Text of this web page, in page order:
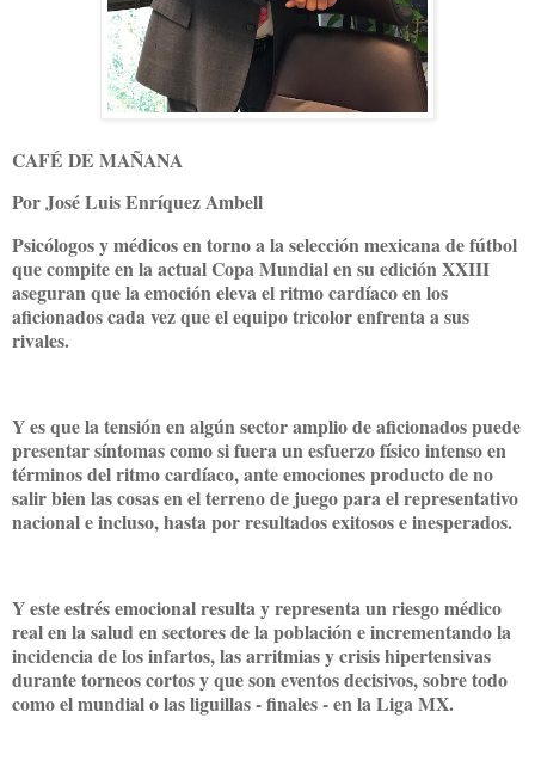
CAFÉ DE MAÑANA
Por José Luis Enríquez Ambell
Psicólogos y médicos en torno a la selección mexicana de fútbol
que compite en la actual Copa Mundial en su edición XXIII
aseguran que la emoción eleva el ritmo cardíaco en los
aficionados cada vez que el equipo tricolor enfrenta a sus
rivales.
Y es que la tensión en algún sector amplio de aficionados puede
presentar síntomas como si fuera un esfuerzo físico intenso en
términos del ritmo cardíaco, ante emociones producto de no
salir bien las cosas en el terreno de juego para el representativo
nacional e incluso, hasta por resultados exitosos e inesperados.
Y este estrés emocional resulta y representa un riesgo médico
real en la salud en sectores de la población e incrementando la
incidencia de los infartos, las arritmias y crisis hipertensivas
durante torneos cortos y que son eventos decisivos, sobre todo
como el mundial o las liguillas - finales - en la Liga MX.